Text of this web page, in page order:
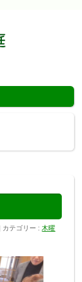
カテゴリー :木曜